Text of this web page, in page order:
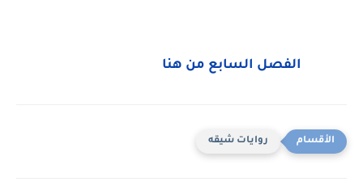
الفصل السابع من هنا
روايات شيقه